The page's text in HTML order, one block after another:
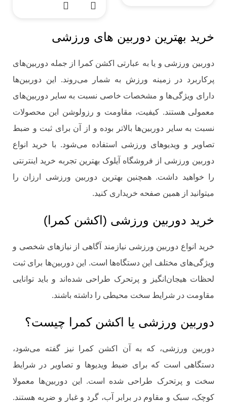
خرید بهترین دوربین های ورزشی
دوربین ورزشی و یا به عبارتی اکشن کمرا از جمله دوربین‌های
پرکاربرد در زمینه ورزش به شمار می‌روند. این دوربین‌ها
دارای ویژگی‌ها و مشخصات خاصی نسبت به سایر دوربین‌های
معمولی هستند. کیفیت، مقاومت و رزولوشن این محصولات
نسبت به سایر دوربین‌ها بالاتر بوده و از آن برای ثبت و ضبط
تصاویر و ویدیوهای ورزشی استفاده می‌شود. با خرید انواع
دوربین ورزشی از فروشگاه آیلوک بهترین تجربه خرید اینترنتی
را خواهید داشت. همچنین بهترین دوربین ورزشی ارزان را
میتوانید از همین صفحه خریداری کنید.
خرید دوربین ورزشی (اکشن کمرا)
خرید انواع دوربین ورزشی نیازمند آگاهی از نیازهای شخصی و
ویژگی‌های مختلف این دستگاه‌ها است. این دوربین‌ها برای ثبت
لحظات هیجان‌انگیز و پرتحرک طراحی شده‌اند و باید توانایی
مقاومت در شرایط سخت محیطی را داشته باشند.
دوربین ورزشی یا اکشن کمرا چیست؟
دوربین ورزشی، که به آن اکشن کمرا نیز گفته می‌شود،
دستگاهی است که برای ضبط ویدیوها و تصاویر در شرایط
سخت و پرتحرک طراحی شده است. این دوربین‌ها معمولا
کوچک، سبک و مقاوم در برابر آب، گرد و غبار و ضربه هستند.